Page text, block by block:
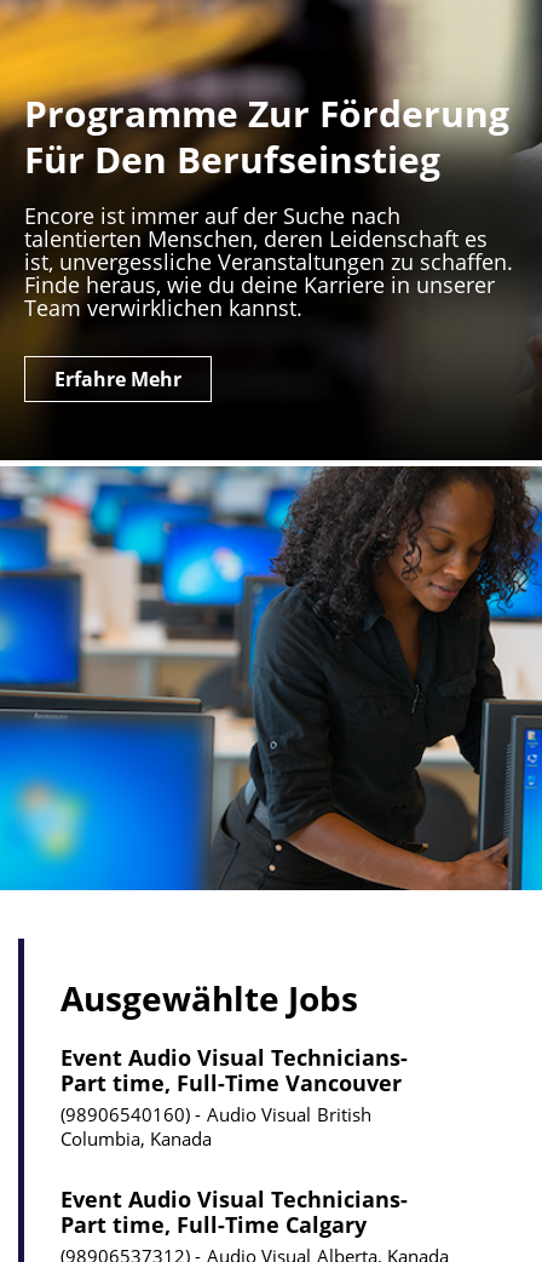
Programme Zur Förderung
Für Den Berufseinstieg
Encore ist immer auf der Suche nach
talentierten Menschen, deren Leidenschaft es
ist, unvergessliche Veranstaltungen zu schaffen.
Finde heraus, wie du deine Karriere in unserer
Team verwirklichen kannst.
Erfahre Mehr
Ausgewählte Jobs
Event Audio Visual Technicians-
Part time, Full-Time Vancouver
98906540160 Audio Visual British
Columbia, Kanada
Event Audio Visual Technicians-
Part time, Full-Time Calgary
98906537312 Audio Visual Alberta, Kanada